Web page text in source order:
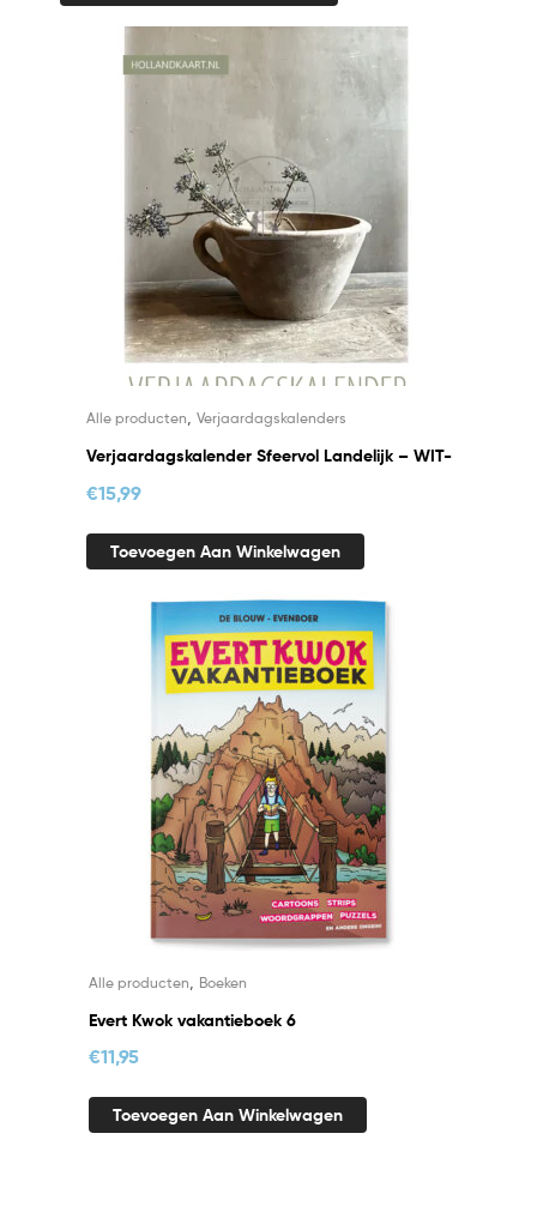
Alle producten, Verjaardagskalenders
Verjaardagskalender Sfeervol Landelijk – WIT-
€15,99
Toevoegen Aan Winkelwagen
Alle producten Boeken
Evert Kwok vakantieboek 6
€11,95
Toevoegen Aan Winkelwagen